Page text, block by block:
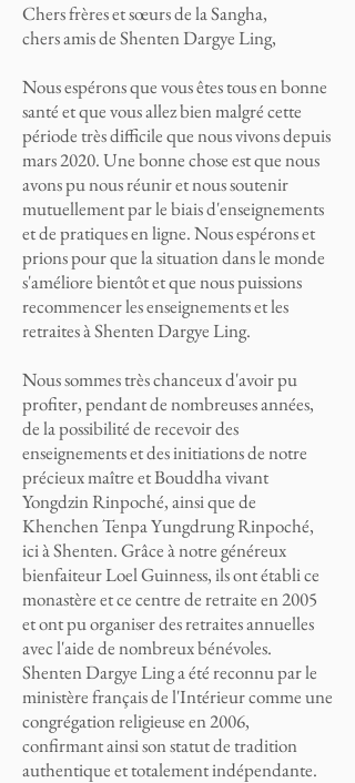
Chers frères et sœurs de la Sangha,
chers amis de Shenten Dargye Ling,
Nous espérons que vous êtes tous en bonne
santé et que vous allez bien malgré cette
période très difficile que nous vivons depuis
mars 2020. Une bonne chose est que nous
avons pu nous réunir et nous soutenir
mutuellement par le biais d'enseignements
et de pratiques en ligne. Nous espérons et
prions pour que la situation dans le monde
s'améliore bientôt et que nous puissions
recommencer les enseignements et les
retraites à Shenten Dargye Ling.
Nous sommes très chanceux d'avoir pu
profiter, pendant de nombreuses années,
de la possibilité de recevoir des
enseignements et des initiations de notre
précieux maître et Bouddha vivant
Yongdzin Rinpoché, ainsi que de
Khenchen Tenpa Yungdrung Rinpoché,
ici à Shenten. Grâce à notre généreux
bienfaiteur Loel Guinness, ils ont établi ce
monastère et ce centre de retraite en 2005
et ont pu organiser des retraites annuelles
avec l'aide de nombreux bénévoles.
Shenten Dargye Ling a été reconnu par le
ministère français de l'Intérieur comme une
congrégation religieuse en 2006,
confirmant ainsi son statut de tradition
authentique et totalement indépendante.